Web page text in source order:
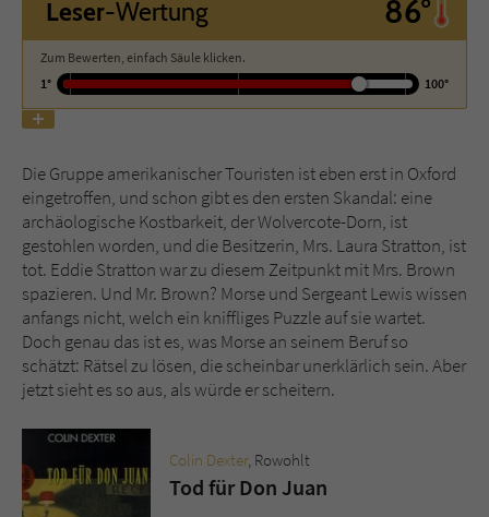
Leser-Wertung 86°
Zum Bewerten, einfach Säule klicken.
1°
100°
Die Gruppe amerikanischer Touristen ist eben erst in Oxford
eingetroffen, und schon gibt es den ersten Skandal: eine
archäologische Kostbarkeit, der Wolvercote-Dorn, ist
gestohlen worden, und die Besitzerin, Mrs. Laura Stratton, ist
tot. Eddie Stratton war zu diesem Zeitpunkt mit Mrs. Brown
spazieren. Und Mr. Brown? Morse und Sergeant Lewis wissen
anfangs nicht, welch ein kniffliges Puzzle auf sie wartet.
Doch genau das ist es, was Morse an seinem Beruf so
schätzt: Rätsel zu lösen, die scheinbar unerklärlich sein. Aber
jetzt sieht es so aus, als würde er scheitern.
Colin Dexter, Rowohlt
Tod für Don Juan
Name tx_pwcomments_ahash
Zweck Cookie für Kommentare einzelner Buchtitel
Name fe_typo_user
Anbieter Literatur-Couch Medien GmbH & Co. KG
Laufzeit Session
Zweck
Benutzer. Es wird benötigt um z. B. den
Sicherheitscode des Kontaktformulars zu